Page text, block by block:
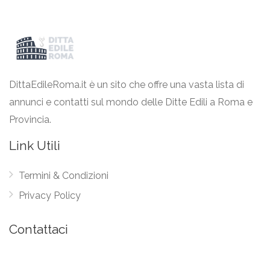
DittaEdileRoma.it è un sito che offre una vasta lista di
annunci e contatti sul mondo delle Ditte Edili a Roma e
Provincia.
Link Utili
Termini & Condizioni
Privacy Policy
Contattaci